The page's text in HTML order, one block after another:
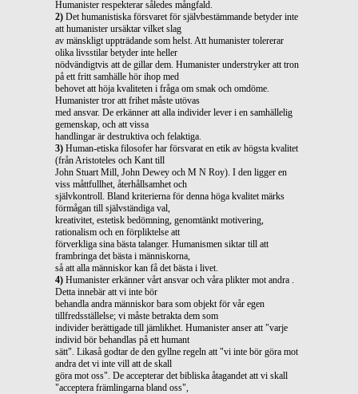
Humanister respekterar således mångfald.
2) Det humanistiska försvaret för självbestämmande betyder inte
att humanister ursäktar vilket slag
av mänskligt uppträdande som helst. Att humanister tolererar
olika livsstilar betyder inte heller
nödvändigtvis att de gillar dem. Humanister understryker att tron
på ett fritt samhälle hör ihop med
behovet att höja kvaliteten i fråga om smak och omdöme.
Humanister tror att frihet måste utövas
med ansvar. De erkänner att alla individer lever i en samhällelig
gemenskap, och att vissa
handlingar är destruktiva och felaktiga.
3) Human-etiska filosofer har försvarat en etik av högsta kvalitet
(från Aristoteles och Kant till
John Stuart Mill, John Dewey och M N Roy). I den ligger en
viss måttfullhet, återhållsamhet och
självkontroll. Bland kriterierna för denna höga kvalitet märks
förmågan till självständiga val,
kreativitet, estetisk bedömning, genomtänkt motivering,
rationalism och en förpliktelse att
förverkliga sina bästa talanger. Humanismen siktar till att
frambringa det bästa i människorna,
så att alla människor kan få det bästa i livet.
4) Humanister erkänner vårt ansvar och våra plikter mot andra .
Detta innebär att vi inte bör
behandla andra människor bara som objekt för vår egen
tillfredsställelse; vi måste betrakta dem som
individer berättigade till jämlikhet. Humanister anser att "varje
individ bör behandlas på ett humant
sätt". Likaså godtar de den gyllne regeln att "vi inte bör göra mot
andra det vi inte vill att de skall
göra mot oss". De accepterar det bibliska åtagandet att vi skall
"acceptera främlingarna bland oss",